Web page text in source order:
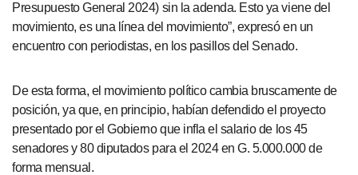
Presupuesto General 2024) sin la adenda. Esto ya viene del
movimiento, es una línea del movimiento”, expresó en un
encuentro con periodistas, en los pasillos del Senado.
De esta forma, el movimiento político cambia bruscamente de
posición, ya que, en principio, habían defendido el proyecto
presentado por el Gobierno que infla el salario de los 45
senadores y 80 diputados para el 2024 en G. 5.000.000 de
forma mensual.